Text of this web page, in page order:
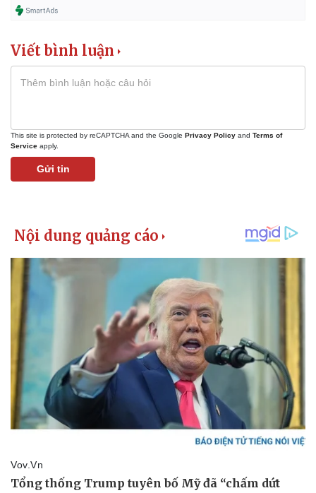
Viết bình luận
This site is protected by reCAPTCHA and the Google Privacy Policy and Terms of
Service apply.
Gửi tin